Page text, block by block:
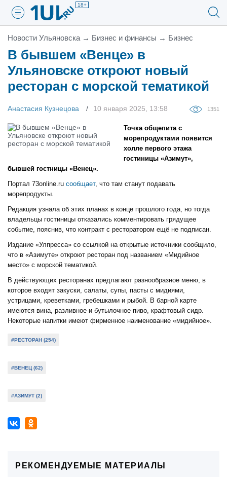
18+
Новости Ульяновска → Бизнес и финансы → Бизнес
В бывшем «Венце» в
Ульяновске откроют новый
ресторан с морской тематикой
Анастасия Кузнецова 10 января 2025, 13:58 1351
Точка общепита с
морепродуктами появится
холле первого этажа
гостиницы «Азимут»,
бывшей гостницы «Венец».
Портал 73online.ru сообщает, что там станут подавать
морепродукты.
Редакция узнала об этих планах в конце прошлого года, но тогда
владельцы гостиницы отказались комментировать грядущее
событие, пояснив, что контракт с ресторатором ещё не подписан.
Издание «Улпресса» со ссылкой на открытые источники сообщило,
что в «Азимуте» откроют ресторан под названием «Мидийное
место» с морской тематикой.
В действующих ресторанах предлагают разнообразное меню, в
которое входят закуски, салаты, супы, пасты с мидиями,
устрицами, креветками, гребешками и рыбой. В барной карте
имеются вина, разливное и бутылочное пиво, крафтовый сидр.
Некоторые напитки имеют фирменное наименование «мидийное».
#РЕСТОРАН (254)
#ВЕНЕЦ (62)
#АЗИМУТ (2)
РЕКОМЕНДУЕМЫЕ МАТЕРИАЛЫ